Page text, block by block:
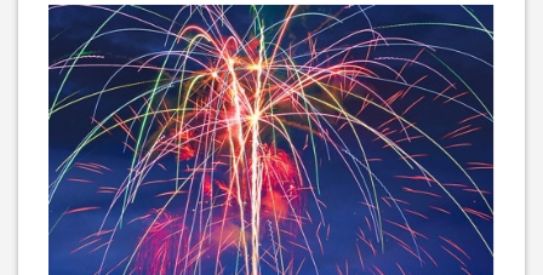
Ноутбук Asus TUF Gaming
F16 FX607VJB (FX607VJB-
RL145)
55 999грн
Ноутбук Asus Vivobook Go
15 L1504FA Mixed Black
(L1504FA-BQ1966)
24 999грн